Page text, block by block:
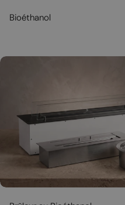
Bioéthanol